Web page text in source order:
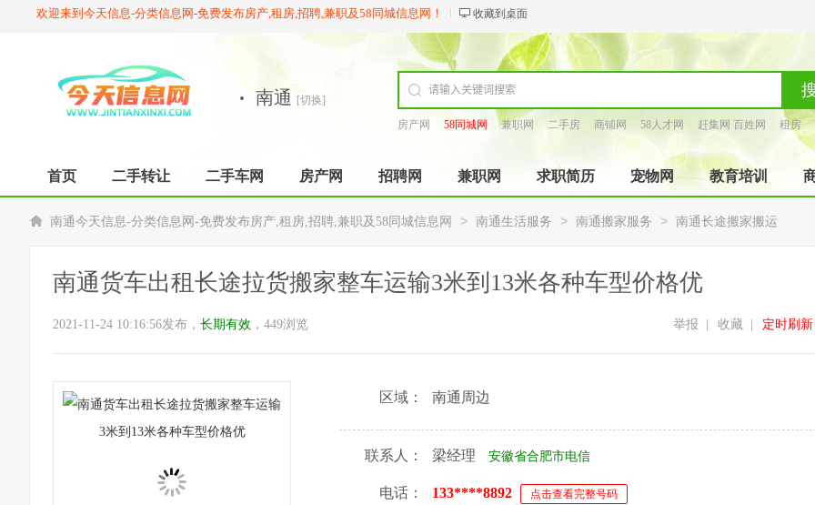
欢迎来到今天信息-分类信息网-免费发布房产,租房,招聘,兼职及58同城信息网！ 收藏到桌面
· 南通
[切换]
房产网
58同城网 兼职网 二手房 商铺网 58人才网 赶集网 百姓网
租房
首页 二手转让 二手车网 房产网 招聘网 兼职网 求职简历 宠物网 教育培训
南通今天信息-分类信息网-免费发布房产,租房,招聘,兼职及58同城信息网 > 南通生活服务 > 南通搬家服务 > 南通长途搬家搬运
南通货车出租长途拉货搬家整车运输3米到13米各种车型价格优
2021-11-24 10:16:56发布， 长期有效 ，449浏览 定时刷新
收藏
举报
区域： 南通周边
联系人： 梁经理 安徽省合肥市电信
电话： 133****8892 点击查看完整号码